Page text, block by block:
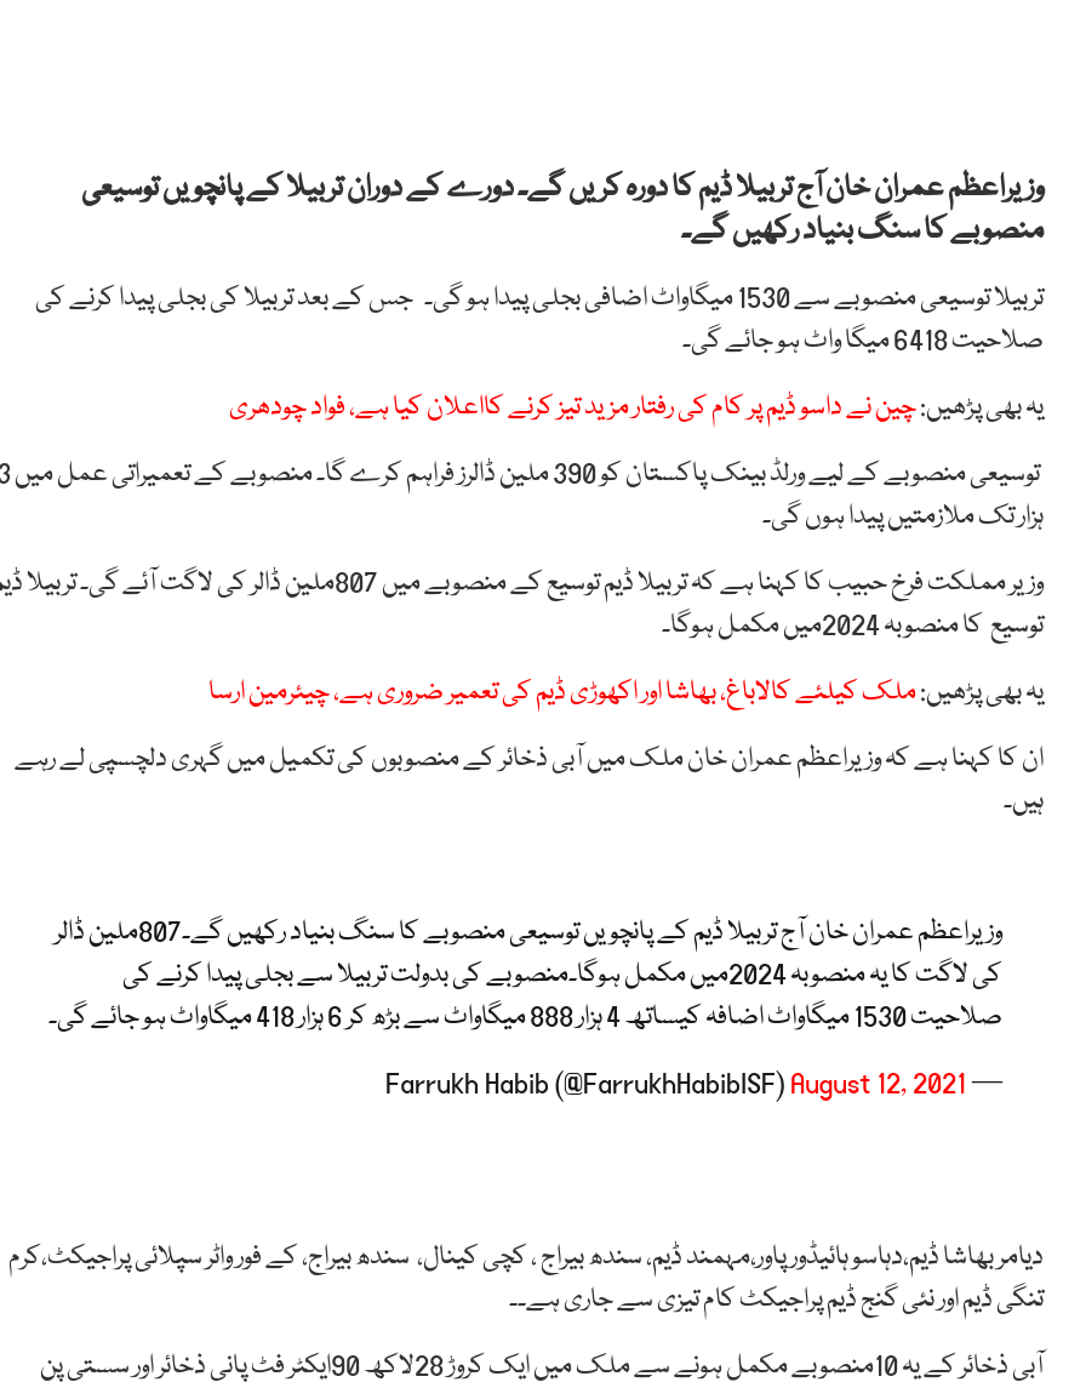
‏‏وزیراعظم عمران خان آج تربیلا ڈیم کا دورہ کریں گے۔ دورے کے دوران تربیلا کے پانچویں توسیعی
منصوبے کا سنگ بنیاد رکھیں گے۔
‏تربیلا توسیعی منصوبے سے 1530 میگاواٹ اضافی بجلی پیدا ہو گی۔ ‏ جس کے بعد تربیلا کی بجلی پیدا کرنے کی
صلاحیت 6418 میگا واٹ ہو جائے گی۔
یہ بھی پڑھیں:چین نے داسو ڈیم پر کام کی رفتار مزید تیز کرنے کااعلان کیا ہے، فواد چودھری
توسیعی منصوبے کے لیے ورلڈ بینک پاکستان
ہزار تک ملازمتیں پیدا ہوں گی۔
وزیر مملکت فرخ حبیب کا کہنا ہے کہ تربیلا ڈیم توسیع کے منصوبے میں 807ملین ڈالر کی لاگت آئے گی۔
توسیع کا منصوبہ 2024میں مکمل ہوگا۔
یہ بھی پڑھیں:ملک کیلئے کالاباغ، بھاشا اور اکھوڑی ڈیم کی تعمیر ضروری ہے، چیئرمین ارسا
ان کا کہنا ہے کہ وزیراعظم عمران خان ملک میں آبی ذخائر کے منصوبوں کی تکمیل میں گہری دلچسپی لے رہے
ہیں۔
وزیراعظم عمران خان آج تربیلا ڈیم کے پانچویں توسیعی منصوبے کا سنگ بنیاد رکھیں گے۔807ملین ڈالر
کی لاگت کا یہ منصوبہ 2024میں مکمل ہوگا۔منصوبے کی بدولت تربیلا سے بجلی پیدا کرنے کی
صلاحیت 1530 میگاواٹ اضافہ کیساتھ 4 ہزار 888 میگاواٹ سے بڑھ کر 6 ہزار 418 میگاواٹ ہو جائے گی۔
— Farrukh Habib (@FarrukhHabibISF)
August 12, 2021
دیامر بھاشا ڈیم،دہاسو ہائیڈور پاور،مہمند ڈیم، سندھ بیراج ، کچی کینال، سندھ بیراج، کے فور واٹر سپلائی پراجیکٹ،کرم
تنگی ڈیم اور نئی گنج ڈیم پراجیکٹ کام تیزی سے جاری ہے۔۔
آبی ذخائر کے یہ 10منصوبے مکمل ہونے سے ملک میں ایک کروڑ 28لاکھ 90ایکٹر فٹ پانی ذخائر اور سستی پن